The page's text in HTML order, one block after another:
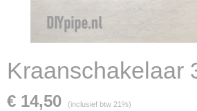
Kraanschakelaar
€ 14,50 (inclusief btw 21%)